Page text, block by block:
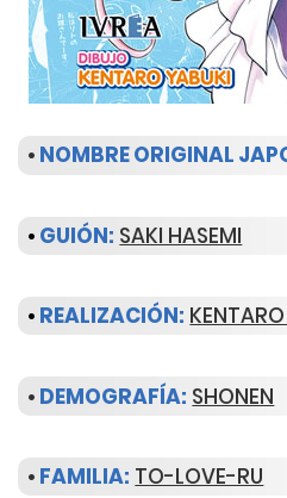
• NOMBRE ORIGINAL
• GUIÓN: SAKI HASEMI
• REALIZACIÓN:
• DEMOGRAFÍA: SHONEN
• FAMILIA: TO-LOVE-RU